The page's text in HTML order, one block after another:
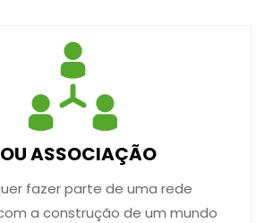
ASSOCIAÇÃO
fazer parte de uma rede
a construção de um mundo